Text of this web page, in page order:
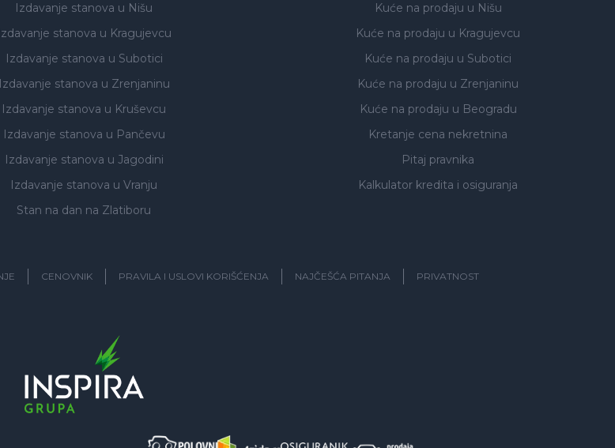
Izdavanje stanova u Nišu
stanova u Kragujevcu
Izdavanje stanova u Subotici
Izdavanje stanova u Zrenjaninu
Izdavanje stanova u Kruševcu
Izdavanje stanova u Pančevu
Izdavanje stanova u Jagodini
Izdavanje stanova u Vranju
Stan na dan na Zlatiboru
Kuće na prodaju u Nišu
Kuće na prodaju u Kragujevcu
Kuće na prodaju u Subotici
Kuće na prodaju u Zrenjaninu
Kuće na prodaju u Beogradu
Kretanje cena nekretnina
Pitaj pravnika
Kalkulator kredita i osiguranja
CENOVNIK PRAVILA I USLOVI KORIŠĆENJA NAJČEŠĆA PITANJA PRIVATNOST